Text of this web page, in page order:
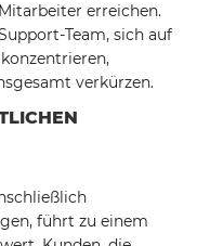
erreichen.
Team, sich auf
verkürzen.
führt zu einem